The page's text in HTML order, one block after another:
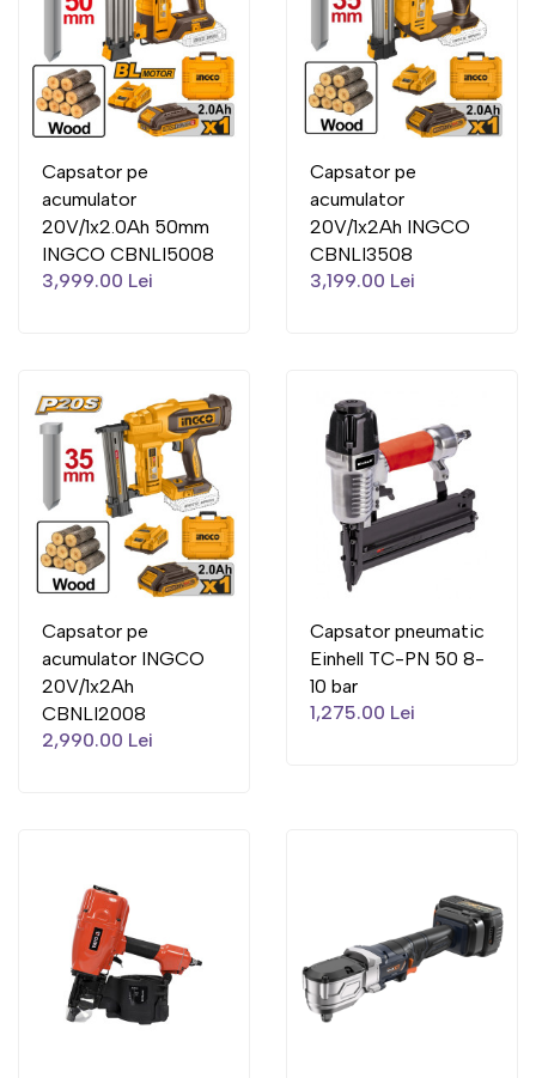
Capsator pe
acumulator
20V/1x2.0Ah 50mm
INGCO CBNLI5008
3,999.00 Lei
Capsator pe
acumulator
20V/1x2Ah INGCO
CBNLI3508
3,199.00 Lei
Capsator pe
acumulator INGCO
20V/1x2Ah
CBNLI2008
2,990.00 Lei
Capsator pneumatic
Einhell TC-PN 50 8-
10 bar
1,275.00 Lei